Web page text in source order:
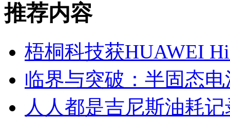
推荐内容
梧桐科技获HUAWEI
临界与突破：半固态
人人都是吉尼斯油耗